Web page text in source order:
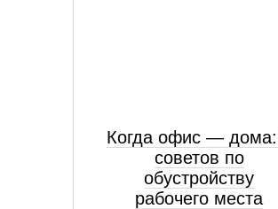
Когда офис —
советов по
обустройству
рабочего места